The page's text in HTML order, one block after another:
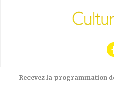
Recevez la programmation